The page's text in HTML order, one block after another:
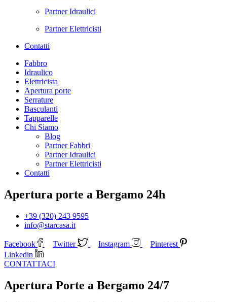
Partner Idraulici
Partner Elettricisti
Contatti
Fabbro
Idraulico
Elettricista
Apertura porte
Serrature
Basculanti
Tapparelle
Chi Siamo
Blog
Partner Fabbri
Partner Idraulici
Partner Elettricisti
Contatti
Apertura porte a Bergamo 24h
+39 (320) 243 9595
info@starcasa.it
Facebook Twitter Instagram
Pinterest
Linkedin
CONTATTACI
Apertura Porte a Bergamo 24/7